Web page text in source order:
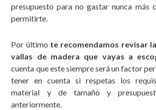
presupuesto para no gastar nunca más
permitirte.
Por último te recomendamos revisar
vallas de madera que vayas a
cuenta que este siempre será un factor
tener en cuenta si respetas los
material y de tamaño y
anteriormente.